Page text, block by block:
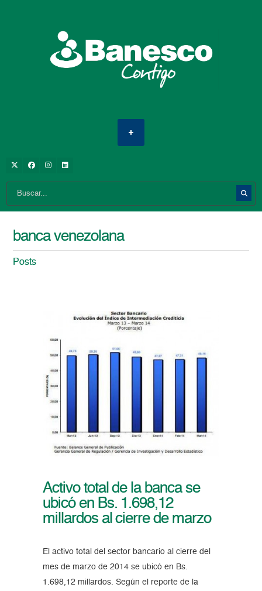
banca venezolana
Posts
Activo total de la banca se
ubicó en Bs. 1.698,12
millardos al cierre de marzo
El activo total del sector bancario al cierre del
mes de marzo de 2014 se ubicó en Bs.
1.698,12 millardos. Según el reporte de la